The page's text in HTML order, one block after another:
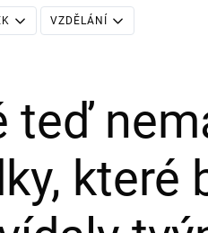
VZDĚLÁNÍ
teď
které